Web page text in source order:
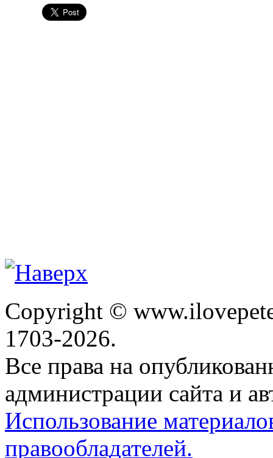
Copyright ©
1703-2026.
Все права на
администрации сайта и
Использование
правообладателей.